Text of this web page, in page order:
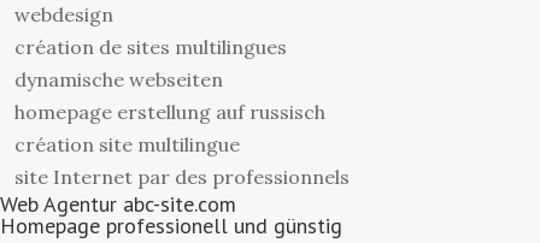
webdesign
création de sites multilingues
dynamische webseiten
homepage erstellung auf russisch
création site multilingue
site Internet par des professionnels
Web Agentur abc-site.com
Homepage professionell und günstig